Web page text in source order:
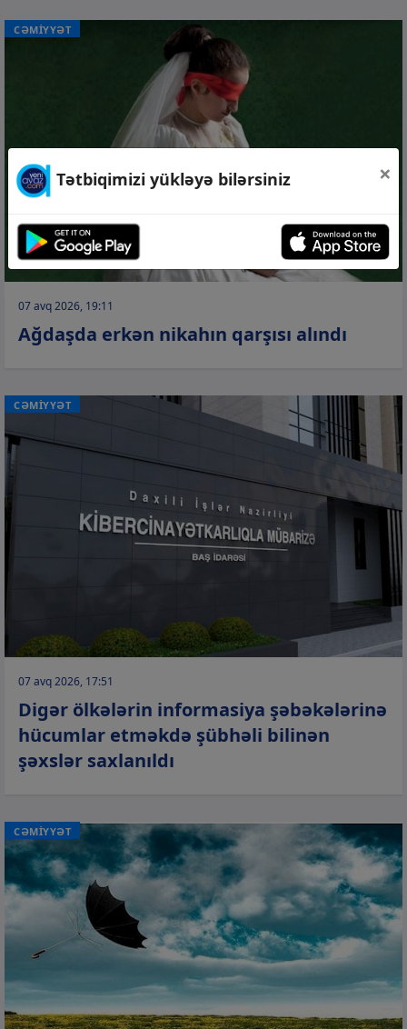
CƏMİYYƏT
07 avq 2026, 19:11
Ağdaşda erkən nikahın qarşısı alındı
CƏMİYYƏT
07 avq 2026, 17:51
Digər ölkələrin informasiya şəbəkələrinə
hücumlar etməkdə şübhəli bilinən
şəxslər saxlanıldı
CƏMİYYƏT
Tətbiqimizi yükləyə bilərsiniz ×